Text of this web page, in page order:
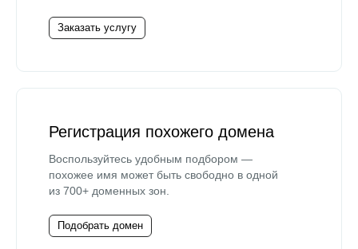
Заказать услугу
Регистрация похожего домена
Воспользуйтесь удобным подбором —
похожее имя может быть свободно в одной
из 700+ доменных зон.
Подобрать домен